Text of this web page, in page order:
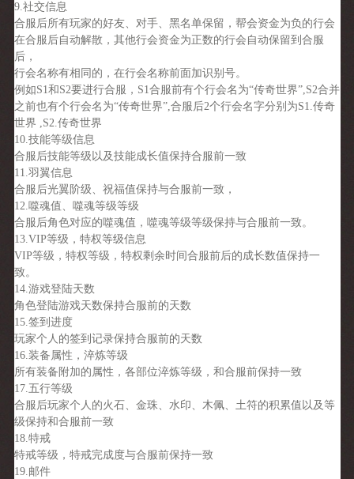
9.社交信息
合服后所有玩家的好友、对手、黑名单保留，帮会资金为负的行会
在合服后自动解散，其他行会资金为正数的行会自动保留到合服
后，
行会名称有相同的，在行会名称前面加识别号。
例如S1和S2要进行合服，S1合服前有个行会名为“传奇世界”,S2合并
之前也有个行会名为“传奇世界”,合服后2个行会名字分别为S1.传奇
世界 ,S2.传奇世界
10.技能等级信息
合服后技能等级以及技能成长值保持合服前一致
11.羽翼信息
合服后光翼阶级、祝福值保持与合服前一致，
12.噬魂值、噬魂等级等级
合服后角色对应的噬魂值，噬魂等级等级保持与合服前一致。
13.VIP等级，特权等级信息
VIP等级，特权等级，特权剩余时间合服前后的成长数值保持一
致。
14.游戏登陆天数
角色登陆游戏天数保持合服前的天数
15.签到进度
玩家个人的签到记录保持合服前的天数
16.装备属性，淬炼等级
所有装备附加的属性，各部位淬炼等级，和合服前保持一致
17.五行等级
合服后玩家个人的火石、金珠、水印、木佩、土符的积累值以及等
级保持和合服前一致
18.特戒
特戒等级，特戒完成度与合服前保持一致
19.邮件